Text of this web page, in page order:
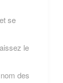
se
le
des